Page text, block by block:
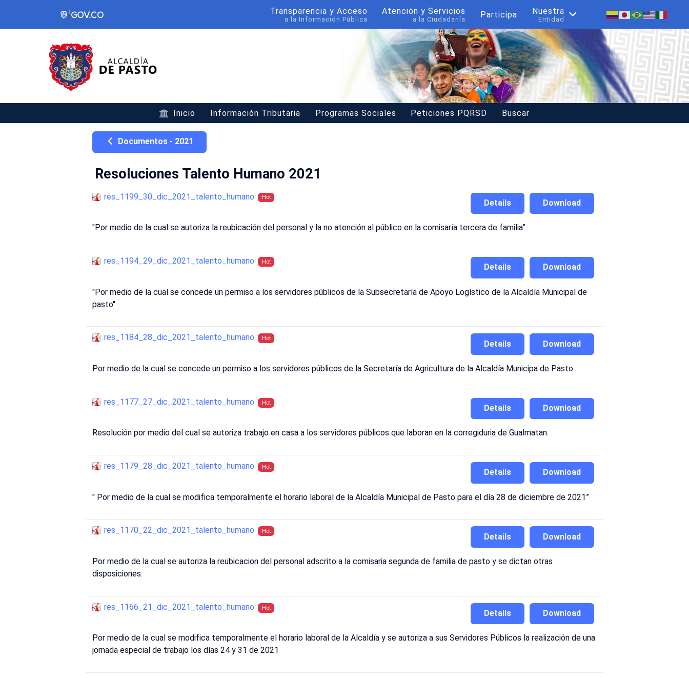
Transparencia y Acceso
a la Información Pública
Atención y Servicios
a la Ciudadanía Participa Nuestra
Entidad
Inicio Información Tributaria Programas Sociales Peticiones PQRSD Buscar
Documentos - 2021
Resoluciones Talento Humano 2021
res_1199_30_dic_2021_talento_humano Hot
Download
Details
"Por medio de la cual se autoriza la reubicación del personal y la no atención al público en la comisaría tercera de familia”
res_1194_29_dic_2021_talento_humano Hot
Download
Details
"Por medio de la cual se concede un permiso a los servidores públicos de la Subsecretaría de Apoyo Logístico de la Alcaldía Municipal de
pasto"
res_1184_28_dic_2021_talento_humano Hot
Download
Details
Por medio de la cual se concede un permiso a los servidores públicos de la Secretaría de Agricultura de la Alcaldía Municipa de Pasto
res_1177_27_dic_2021_talento_humano Hot
Download
Details
Resolución por medio del cual se autoriza trabajo en casa a los servidores públicos que laboran en la corregiduria de Gualmatan.
res_1179_28_dic_2021_talento_humano Hot
Download
Details
" Por medio de la cual se modifica temporalmente el horario laboral de la Alcaldía Municipal de Pasto para el día 28 de diciembre de 2021”
res_1170_22_dic_2021_talento_humano Hot
Download
Details
Por medio de la cual se autoriza la reubicacion del personal adscrito a la comisaria segunda de familia de pasto y se dictan otras
disposiciones.
res_1166_21_dic_2021_talento_humano Hot
Download
Details
Por medio de la cual se modifica temporalmente el horario laboral de la Alcaldía y se autoriza a sus Servidores Públicos la realización de una
jornada especial de trabajo los días 24 y 31 de 2021